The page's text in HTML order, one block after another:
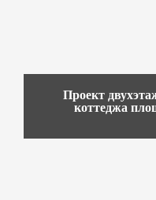
Проект
коттеджа